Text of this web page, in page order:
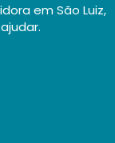
em São Luiz,